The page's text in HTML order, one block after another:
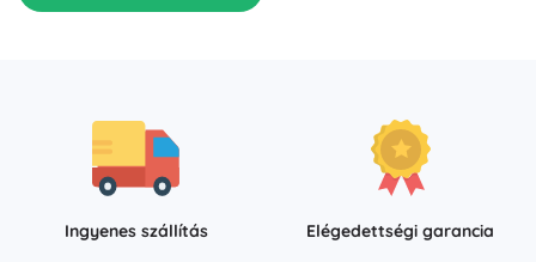
Ingyenes szállítás
Elégedettségi garancia